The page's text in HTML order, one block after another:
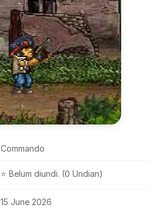
Commando
⭐ Belum diundi. (0 Undian)
15 June 2026